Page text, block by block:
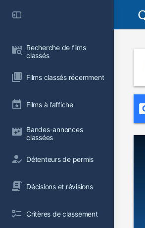
Recherche de films
classés
Films classés récemment
Films à l’affiche
Bandes-annonces
classées
Détenteurs de permis
Décisions et révisions
Critères de classement